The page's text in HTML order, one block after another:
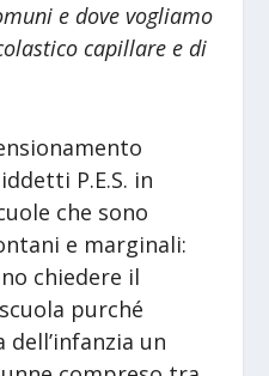
e dove vogliamo
capillare e di
P.E.S. in
che sono
e marginali:
chiedere il
purché
un